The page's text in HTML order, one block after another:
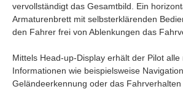
vervollständigt das Gesamtbild. Ein
Armaturenbrett mit selbsterklärenden
den Fahrer frei von Ablenkungen das
Mittels Head-up-Display erhält der Pilot alle
Informationen wie beispielsweise
Geländeerkennung oder das